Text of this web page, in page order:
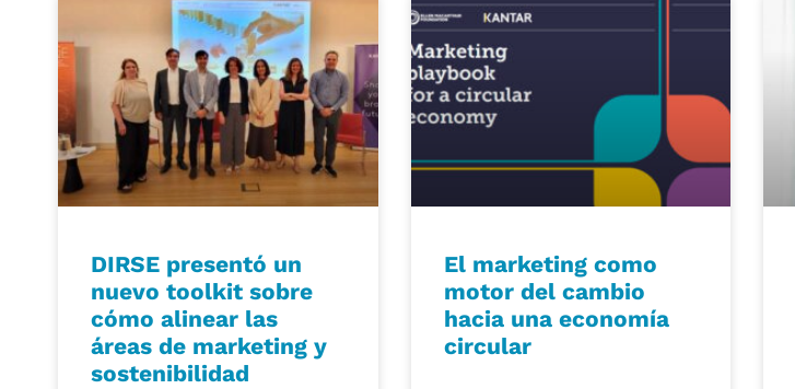
DIRSE presentó un
nuevo toolkit sobre
cómo alinear las
áreas de marketing y
sostenibilidad
El marketing como
motor del cambio
hacia una economía
circular